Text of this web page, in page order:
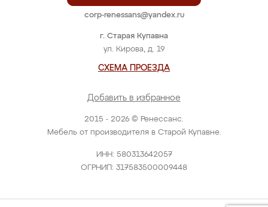
2015 - 2026 © Ренессанс.
Мебель от производителя в Старой Купавне.
ИНН: 580313642057
ОГРНИП: 317583500009448
г. Старая Купавна
ул. Кирова, д. 19
СХЕМА ПРОЕЗДА
Добавить в избранное
corp-renessans@yandex.ru